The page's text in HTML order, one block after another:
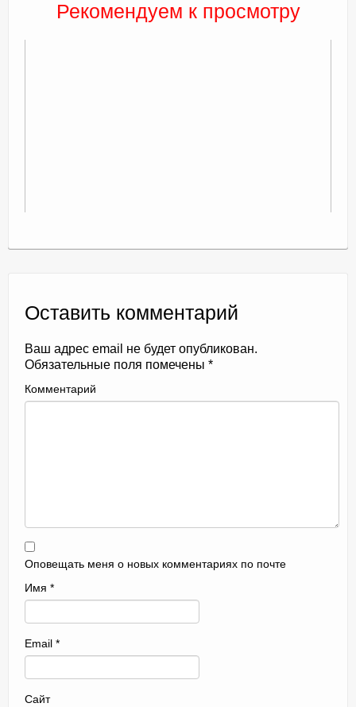
Рекомендуем к просмотру
Оставить комментарий
Ваш адрес email не будет опубликован.
Обязательные поля помечены *
Комментарий
Оповещать меня о новых комментариях по почте
Имя *
Email *
Сайт